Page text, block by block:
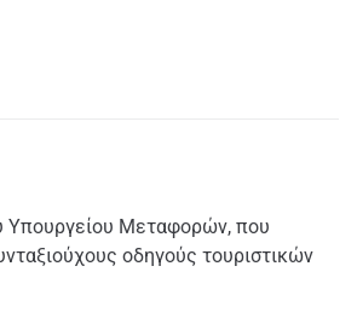
Υπουργείου Μεταφορών, που
οδηγούς τουριστικών